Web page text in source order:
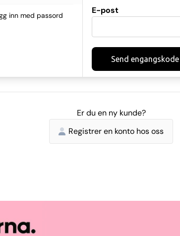
inn med passord
E-post
Send
Er du en ny kunde?
Registrer en konto hos oss